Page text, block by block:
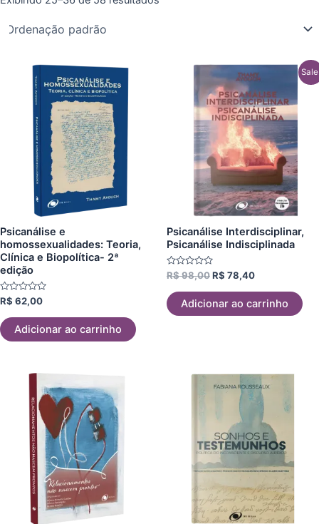
Psicanálise e
homossexualidades: Teoria,
Clínica e Biopolítica- 2ª
edição
Avaliação
0
de
5
R$ 62,00
Adicionar ao carrinho
Psicanálise Interdisciplinar,
Psicanálise Indisciplinada
Avaliação
0
de
5
R$98,00
O
preço
original
era:
R$ 98,00.
R$ 78,40
O
preço
atual
é:
R$ 78,40.
Adicionar ao carrinho